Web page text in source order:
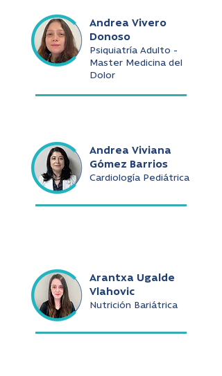
Andrea Vivero
Donoso
Psiquiatría Adulto -
Master Medicina del
Dolor
Andrea Viviana
Gómez Barrios
Cardiología Pediátrica
Arantxa Ugalde
Vlahovic
Nutrición Bariátrica